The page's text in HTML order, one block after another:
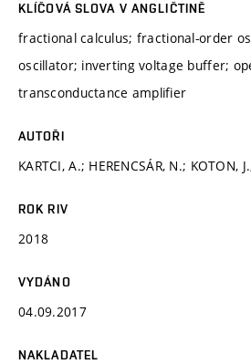
KLÍČOVÁ SLOVA V ANGLIČTINĚ
fractional calculus; fractional-order
oscillator; inverting voltage buffer;
transconductance amplifier
AUTOŘI
KARTCI, A.; HERENCSÁR, N.; KOTON,
ROK RIV
2018
VYDÁNO
04.09.2017
NAKLADATEL